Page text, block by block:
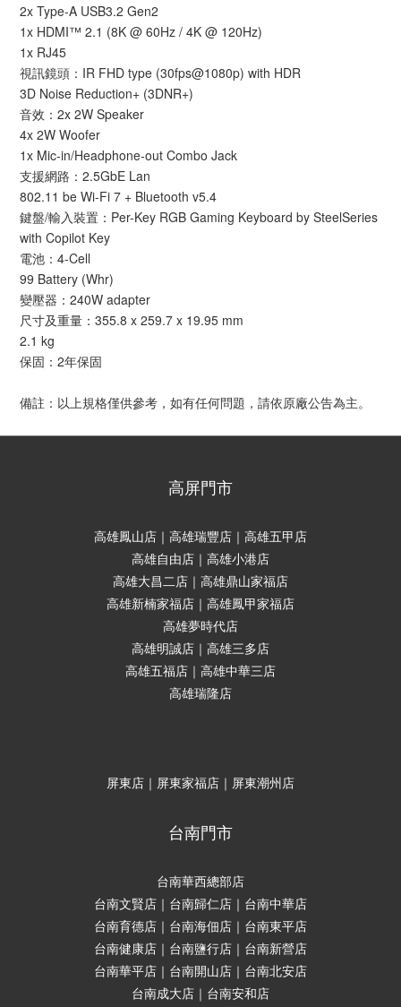
2x Type-A USB3.2 Gen2
1x HDMI™ 2.1 (8K @ 60Hz / 4K @ 120Hz)
1x RJ45
視訊鏡頭：IR FHD type (30fps@1080p) with HDR
3D Noise Reduction+ (3DNR+)
音效：2x 2W Speaker
4x 2W Woofer
1x Mic-in/Headphone-out Combo Jack
支援網路：2.5GbE Lan
802.11 be Wi-Fi 7 + Bluetooth v5.4
鍵盤/輸入裝置：Per-Key RGB Gaming Keyboard by SteelSeries
with Copilot Key
電池：4-Cell
99 Battery (Whr)
變壓器：240W adapter
尺寸及重量：355.8 x 259.7 x 19.95 mm
2.1 kg
保固：2年保固
備註：以上規格僅供參考，如有任何問題，請依原廠公告為主。
高屏門市
高雄鳳山店｜高雄瑞豐店｜高雄五甲店
高雄自由店｜高雄小港店
高雄大昌二店｜高雄鼎山家福店
高雄新楠家福店｜高雄鳳甲家福店
高雄夢時代店
高雄明誠店｜高雄三多店
高雄五福店｜高雄中華三店
高雄瑞隆店
屏東店｜屏東家福店｜屏東潮州店
台南門市
台南華西總部店
台南文賢店｜台南歸仁店｜台南中華店
台南育德店｜台南海佃店｜台南東平店
台南健康店｜台南鹽行店｜台南新營店
台南華平店｜台南開山店｜台南北安店
台南成大店｜台南安和店